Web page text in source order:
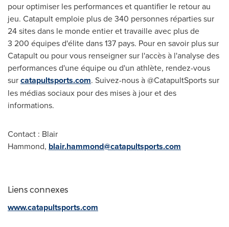
pour optimiser les performances et quantifier le retour au
jeu. Catapult emploie plus de 340 personnes réparties sur
24 sites dans le monde entier et travaille avec plus de
3 200 équipes d'élite dans 137 pays. Pour en savoir plus sur
Catapult ou pour vous renseigner sur l'accès à l'analyse des
performances d'une équipe ou d'un athlète, rendez-vous
surcatapultsports.com. Suivez-nous à @CatapultSports sur
les médias sociaux pour des mises à jour et des
informations.
Contact : Blair
Hammond, blair.hammond@catapultsports.com
Liens connexes
www.catapultsports.com